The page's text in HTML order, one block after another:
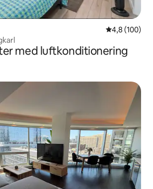
4,8 av 5 i
4,8 (100)
med luftkonditionering